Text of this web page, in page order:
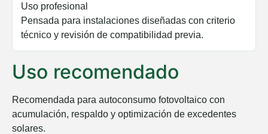
Uso profesional
Pensada para instalaciones diseñadas con criterio
técnico y revisión de compatibilidad previa.
Uso recomendado
Recomendada para autoconsumo fotovoltaico con
acumulación, respaldo y optimización de excedentes
solares.